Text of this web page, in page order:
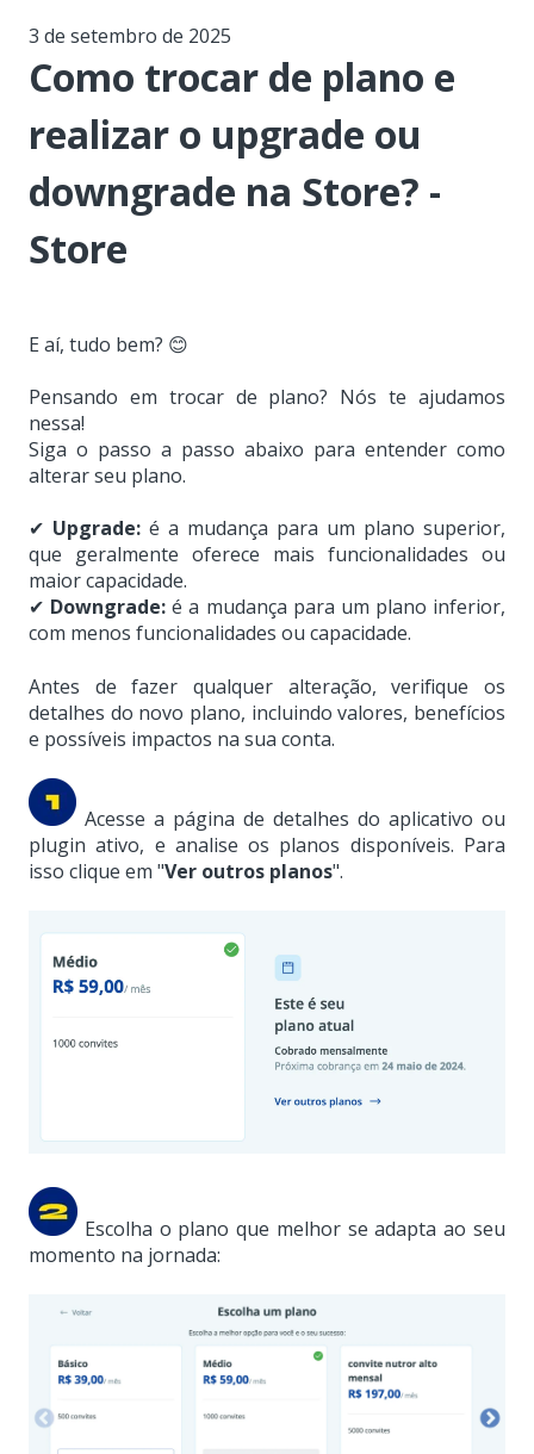
3 de setembro de 2025
Como trocar de plano e
realizar o upgrade ou
downgrade na Store? -
Store
E aí, tudo bem? 😊
Pensando em trocar de plano? Nós te ajudamos
nessa!
Siga o passo a passo abaixo para entender como
alterar seu plano.
✔ Upgrade: é a mudança para um plano superior,
que geralmente oferece mais funcionalidades ou
maior capacidade.
✔ Downgrade: é a mudança para um plano inferior,
com menos funcionalidades ou capacidade.
Antes de fazer qualquer alteração, verifique os
detalhes do novo plano, incluindo valores, benefícios
e possíveis impactos na sua conta.
Acesse a página de detalhes do aplicativo ou
plugin ativo, e analise os planos disponíveis. Para
isso clique em "Ver outros planos".
Escolha o plano que melhor se adapta ao seu
momento na jornada: